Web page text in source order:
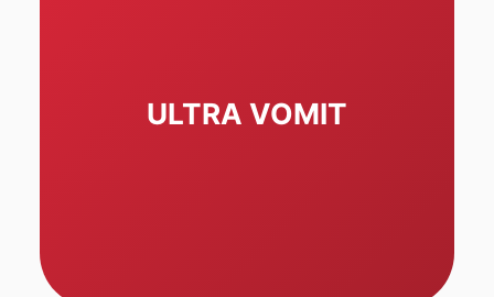
ULTRA VOMIT